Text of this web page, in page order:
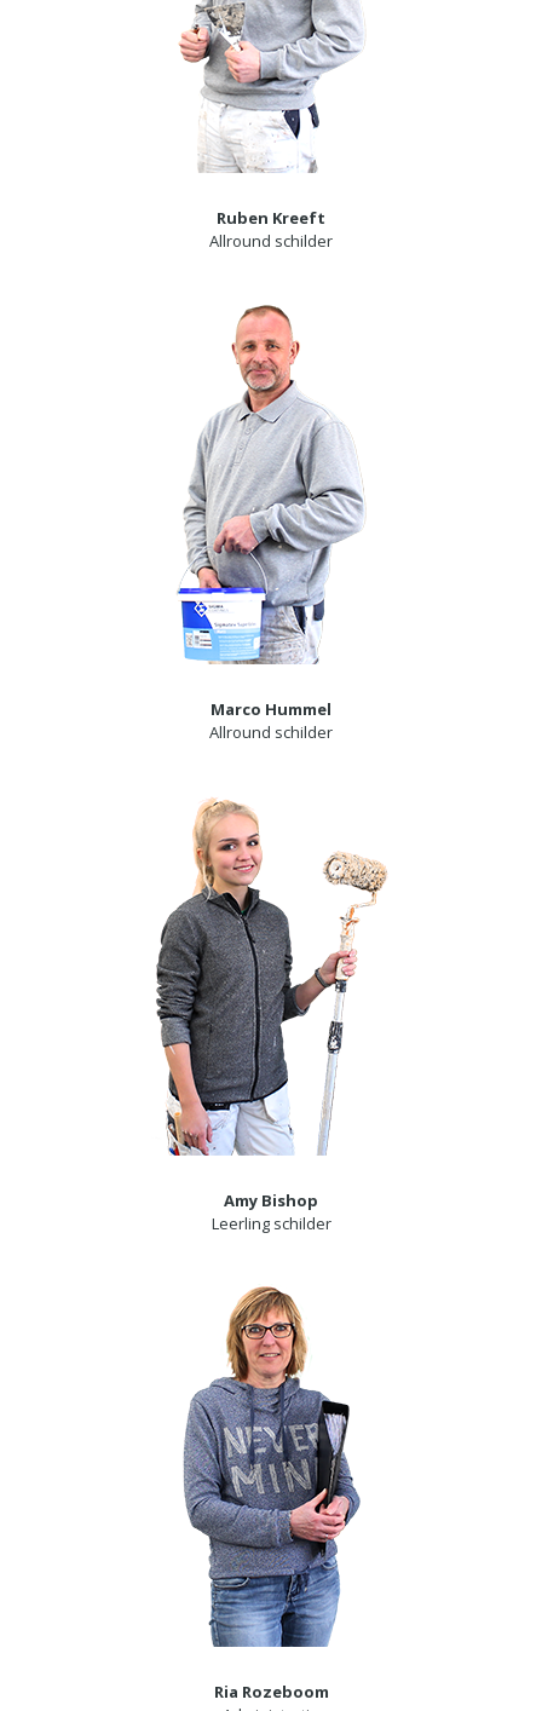
Ruben Kreeft
Allround schilder
Marco Hummel
Allround schilder
Amy Bishop
Leerling schilder
Ria Rozeboom